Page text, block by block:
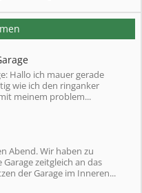
Hallo ich mauer gerade
wie ich den ringanker
meinem problem...
Abend. Wir haben zu
zeitgleich an das
der Garage im Inneren...